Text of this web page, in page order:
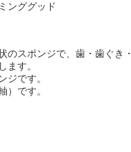
ンググッド
のスポンジで、歯・歯ぐき・
ます。
ジです。
）です。